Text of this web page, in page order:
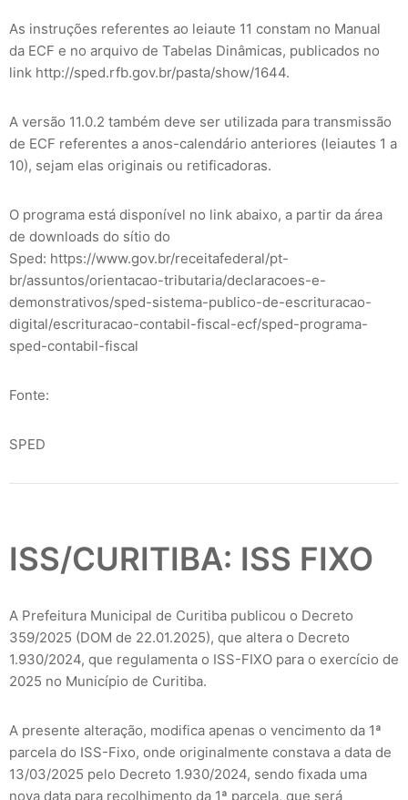
As instruções referentes ao leiaute 11 constam no Manual
da ECF e no arquivo de Tabelas Dinâmicas, publicados no
link http://sped.rfb.gov.br/pasta/show/1644.
A versão 11.0.2 também deve ser utilizada para transmissão
de ECF referentes a anos-calendário anteriores (leiautes 1 a
10), sejam elas originais ou retificadoras.
O programa está disponível no link abaixo, a partir da área
de downloads do sítio do
Sped: https://www.gov.br/receitafederal/pt-
br/assuntos/orientacao-tributaria/declaracoes-e-
demonstrativos/sped-sistema-publico-de-escrituracao-
digital/escrituracao-contabil-fiscal-ecf/sped-programa-
sped-contabil-fiscal
Fonte:
SPED
ISS/CURITIBA: ISS FIXO
A Prefeitura Municipal de Curitiba publicou o Decreto
359/2025 (DOM de 22.01.2025), que altera o Decreto
1.930/2024, que regulamenta o ISS-FIXO para o exercício de
2025 no Município de Curitiba.
A presente alteração, modifica apenas o vencimento da 1ª
parcela do ISS-Fixo, onde originalmente constava a data de
13/03/2025 pelo Decreto 1.930/2024, sendo fixada uma
nova data para recolhimento da 1ª parcela, que será